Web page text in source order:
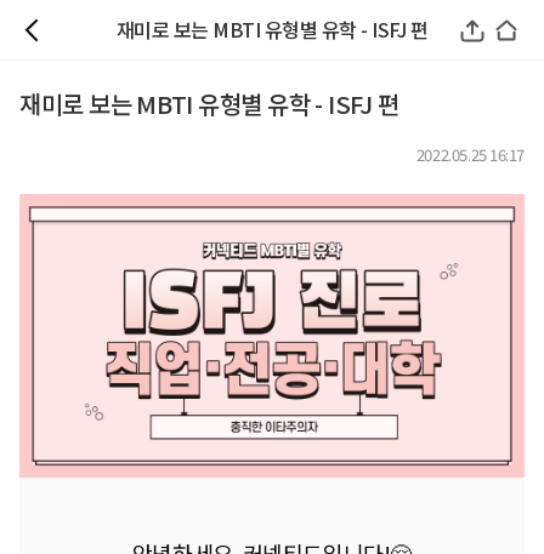
재미로 보는 MBTI 유형별 유학 - ISFJ 편
재미로 보는 MBTI 유형별 유학 - ISFJ 편
2022.05.25 16:17